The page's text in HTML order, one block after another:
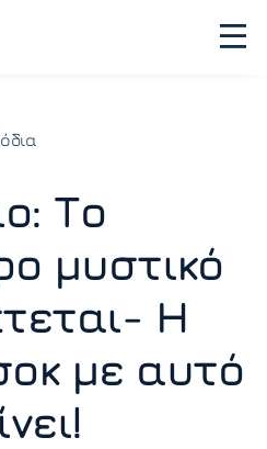
Το
μυστικό
Η
με αυτό